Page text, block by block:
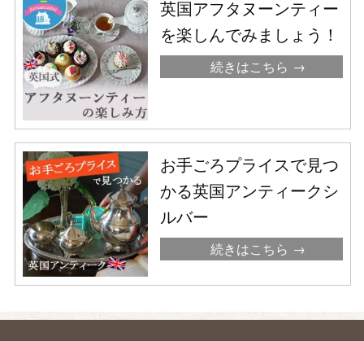
英国アフタヌーンティー
を楽しんでみましょう！
続きはこちら
お手ごろプライスで見つ
かる英国アンティークシ
ルバー
続きはこちら